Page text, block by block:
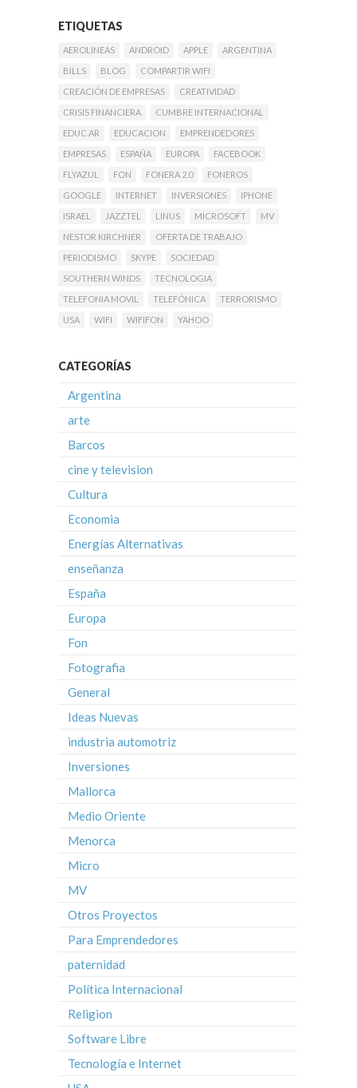
ETIQUETAS
AEROLINEAS ANDROID APPLE
ARGENTINA
BILLS
BLOG
COMPARTIR WIFI
CREACIÓN DE EMPRESAS
CREATIVIDAD
CRISIS FINANCIERA
CUMBRE INTERNACIONAL
EDUC.AR
EDUCACION
EMPRENDEDORES
EMPRESAS
ESPAÑA EUROPA
FACEBOOK
FLYAZUL
FON FONERA 2.0
FONEROS
GOOGLE
INTERNET INVERSIONES
IPHONE
ISRAEL
JAZZTEL LINUS MICROSOFT
MV
NESTOR KIRCHNER
OFERTA DE TRABAJO
PERIODISMO
SKYPE
SOCIEDAD
SOUTHERN WINDS
TECNOLOGIA
TELEFONIA MOVIL
TELEFÓNICA
TERRORISMO
USA
WIFI WIFIFON YAHOO
CATEGORÍAS
Argentina
arte
Barcos
cine y television
Cultura
Economia
Energías Alternativas
enseñanza
España
Europa
Fon
Fotografia
General
Ideas Nuevas
industria automotriz
Inversiones
Mallorca
Medio Oriente
Menorca
Micro
MV
Otros Proyectos
Para Emprendedores
paternidad
Política Internacional
Religion
Software Libre
Tecnología e Internet